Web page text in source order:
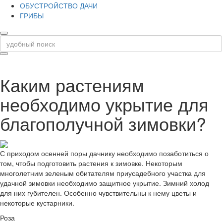
ОБУСТРОЙСТВО ДАЧИ
ГРИБЫ
Каким растениям
необходимо укрытие для
благополучной зимовки?
С приходом осенней поры дачнику необходимо позаботиться о
том, чтобы подготовить растения к зимовке. Некоторым
многолетним зеленым обитателям приусадебного участка для
удачной зимовки необходимо защитное укрытие. Зимний холод
для них губителен. Особенно чувствительны к нему цветы и
некоторые кустарники.
Роза